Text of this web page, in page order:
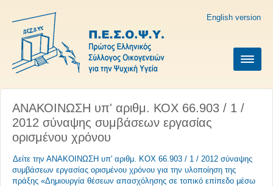
English version
ΑΝΑΚΟΙΝΩΣΗ υπ' αριθμ. ΚΟΧ 66.903 / 1 /
2012 σύναψης συμβάσεων εργασίας
ορισμένου χρόνου
Δείτε την ΑΝΑΚΟΙΝΩΣΗ υπ' αριθμ. ΚΟΧ 66.903 / 1 / 2012 σύναψης
συμβάσεων εργασίας ορισμένου χρόνου για την υλοποίηση της
πράξης «Δημιουργία θέσεων απασχόλησης σε τοπικό επίπεδο μέσω